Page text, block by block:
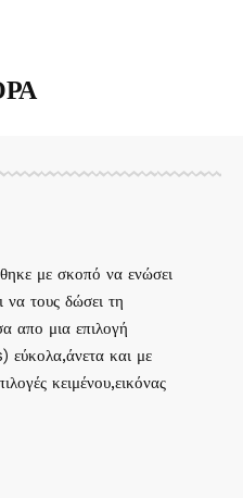
με σκοπό να ενώσει
τους δώσει τη
απο μια επιλογή
και με
κειμένου,εικόνας